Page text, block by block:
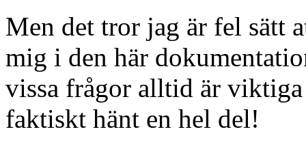
Men det tror jag är fel sätt
mig i den här
vissa frågor alltid är
faktiskt hänt en hel del!